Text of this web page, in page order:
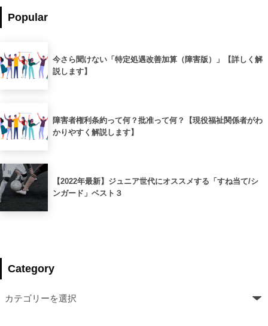
Popular
今さら聞けない「特定処遇改善加算（障害版）」【詳しく解
説します】
障害者権利条約って何？批准って何？【現役福祉関係者がわ
かりやすく解説します】
【2022年最新】ジュニア世代にオススメする「すね当て/シ
ンガード」ベスト３
Category